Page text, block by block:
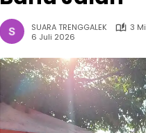
SUARA TRENGGALEK
3
6 Juli 2026